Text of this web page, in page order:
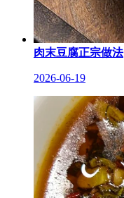
肉末豆腐正宗做法
2026-06-19